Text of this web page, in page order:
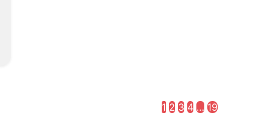
1 2 3 4 … 19